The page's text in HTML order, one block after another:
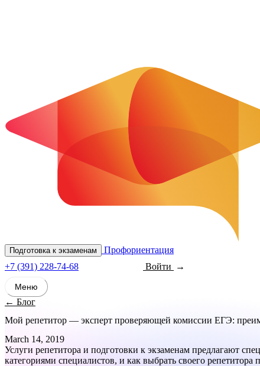
Подготовка к экзаменам
Профориентация
+7 (391) 228-74-68
Войти
Меню
← Блог
Мой репетитор — эксперт проверяющей комиссии ЕГЭ:
March 14, 2019
Услуги репетитора и подготовки к экзаменам предлагают
категориями специалистов, и как выбрать своего репетитора